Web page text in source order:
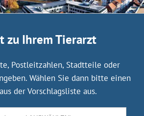
zu Ihrem Tierarzt
Postleitzahlen, Stadtteile oder
Wählen Sie dann bitte einen
der Vorschlagsliste aus.